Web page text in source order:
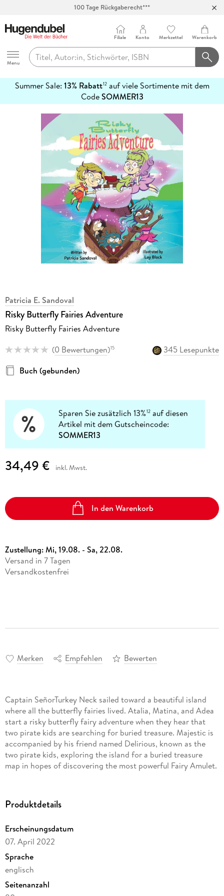
100 Tage Rückgaberecht***
Hugendubel
Menu
Filiale Konto Merkzettel Warenkorb
Summer Sale: 13% Rabatt12auf viele Sortimente mit dem
CodeSOMMER13
erfahren
Patricia E. Sandoval
Risky Butterfly Fairies Adventure
Risky Butterfly Fairies Adventure
(0 Bewertungen)15
345 Lesepunkte
Buch (gebunden)
Sparen Sie zusätzlich 13%12 auf diesen
Artikel mit dem Gutscheincode:
SOMMER13
34,49 € inkl. Mwst.
In den Warenkorb
Zustellung:Mi, 19.08. - Sa, 22.08.
Versand in 7 Tagen
Versandkostenfrei
Merken Empfehlen Bewerten
Captain SeñorTurkey Neck sailed toward a beautiful island
where all the butterfly fairies lived. Atalia, Matina, and Adea
start a risky butterfly fairy adventure when they hear that
two pirate kids are searching for buried treasure. Majestic is
accompanied by his friend named Delirious, known as the
two pirate kids, exploring the island for a buried treasure
map in hopes of discovering the most powerful Fairy Amulet.
Produktdetails
Erscheinungsdatum
07. April 2022
Sprache
englisch
Seitenanzahl